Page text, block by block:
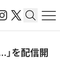
を配信開